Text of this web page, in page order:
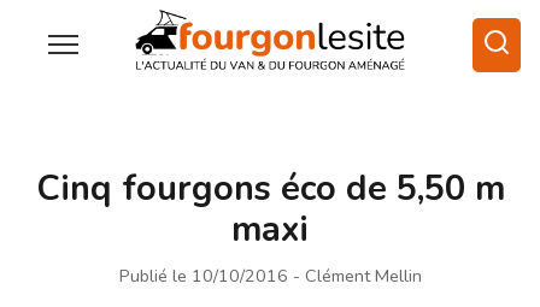
Cinq fourgons éco de 5,50 m
maxi
Publié le 10/10/2016 - Clément Mellin